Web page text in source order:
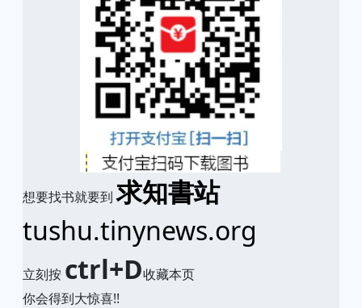
想要找书就要到求知書站
tushu.tinynews.org
立刻按 ctrl+D收藏本页
你会得到大惊喜!!